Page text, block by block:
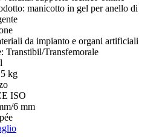
manicotto in gel per anello di
da impianto e organi artificiali
Transtibil/Transfemorale
kg
ISO
6 mm